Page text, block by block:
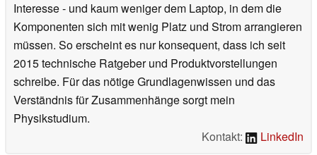
Interesse - und kaum weniger dem Laptop, in dem die
Komponenten sich mit wenig Platz und Strom arrangieren
müssen. So erscheint es nur konsequent, dass ich seit
2015 technische Ratgeber und Produktvorstellungen
schreibe. Für das nötige Grundlagenwissen und das
Verständnis für Zusammenhänge sorgt mein
Physikstudium.
Kontakt:
LinkedIn